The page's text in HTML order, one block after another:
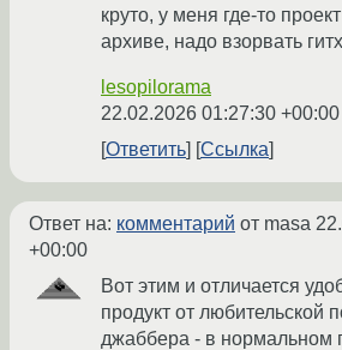
круто, у меня где-то
архиве, надо взорвать
lesopilorama
22.02.2026 01:27:30 +00:00
Ответить Ссылка
Ответ на: комментарий от masa
+00:00
Вот этим и отличается
продукт от любительской
джаббера - в нормальном